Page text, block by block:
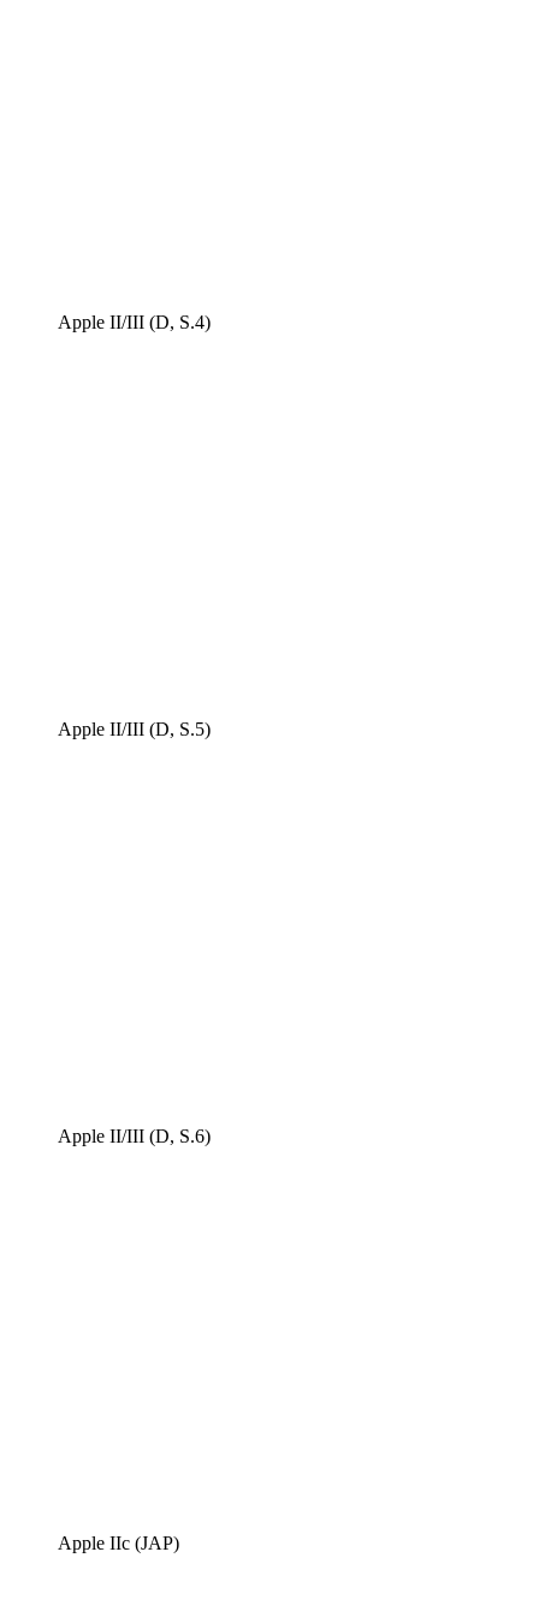
Apple II/III (D, S.4)
Apple II/III (D, S.5)
Apple II/III (D, S.6)
Apple IIc (JAP)